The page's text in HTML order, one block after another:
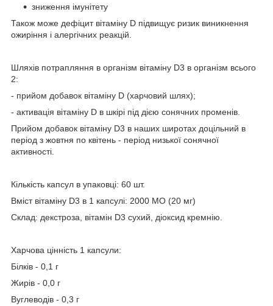
зниження імунітету
Також може дефіцит вітаміну D підвищує ризик виникнення
ожиріння і алергічних реакцій.
Шляхів потрапляння в організм вітаміну D3 в організм всього
2:
- прийом добавок вітаміну D (харчовий шлях);
- активація вітаміну D в шкірі під дією сонячних променів.
Прийом добавок вітаміну D3 в наших широтах доцільний в
період з жовтня по квітень - період низької сонячної
активності.
Кількість капсул в упаковці: 60 шт.
Вміст вітаміну D3 в 1 капсулі: 2000 МО (20 мг)
Склад: декстроза, вітамін D3 сухий, діоксид кремнію.
Харчова цінність 1 капсули:
Білків - 0,1 г
Жирів - 0,0 г
Вуглеводів - 0,3 г